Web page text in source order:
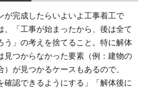
が完成したらいよいよ工事着工で
、「工事が始まったから、後は全て
う」の考えを捨てること。特に解体
見つからなかった要素（例：建物の
が見つかるケースもあるので、
確認できるようにする」「解体後に